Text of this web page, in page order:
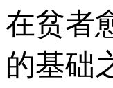
在贫者
的基础